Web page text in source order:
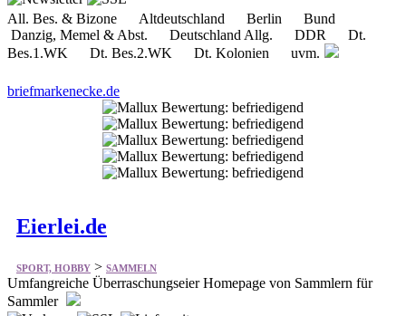
Bes.1.WK Dt. Bes.2.WK Dt. Kolonien uvm.
briefmarkenecke.de
Eierlei.de
SPORT, HOBBY>
Umfangreiche Überraschungseier Homepage von Sammlern für
Alte Ü-Ei Figuren Figuren ab 1983 Figuren ab 1989